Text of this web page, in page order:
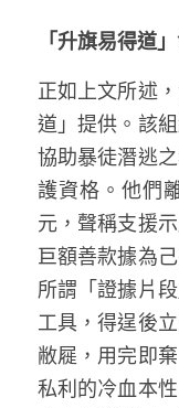
「升旗易得道
正如上文所述
道」提供。該
協助暴徒潛逃
護資格。他們
元，聲稱支援
巨額善款據為
所謂「證據片
工具，得逞後
敝屣，用完即
私利的冷血本